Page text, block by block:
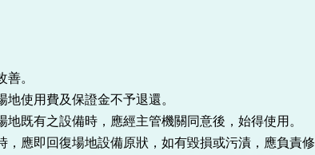
。
用費及保證金不予退還。
有之設備時，應經主管機關同意後，始得使用。
即回復場地設備原狀，如有毀損或污漬，應負責修